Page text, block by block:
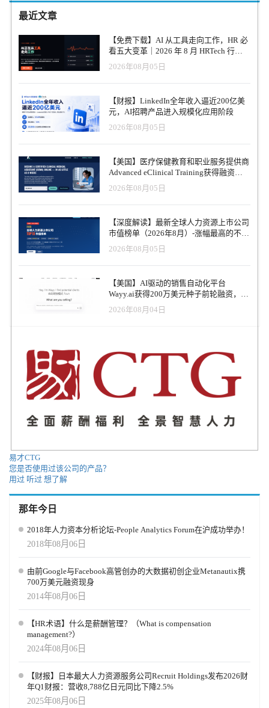
最近文章
【免费下载】AI 从工具走向工作，HR 必
看五大变革｜2026 年 8 月 HRTech 行业
观察报告
2026年08月05日
【财报】LinkedIn全年收入逼近200亿美
元，AI招聘产品进入规模化应用阶段
2026年08月05日
【美国】医疗保健教育和职业服务提供商
Advanced eClinical Training获得融资，
以加速医疗卫生人才队伍建设
2026年08月05日
【深度解读】最新全球人力资源上市公司
市值榜单（2026年8月）-涨幅最高的不是
AI软件，而是传统人力服务商
2026年08月05日
【美国】AI驱动的销售自动化平台
Wayy.ai获得200万美元种子前轮融资，并
推出可代为销售的AI联合创始人
2026年08月04日
易才CTG
您是否使用过该公司的产品？
用过 听过 想了解
那年今日
2018年人力资本分析论坛-People Analytics Forum在沪成功举办！
2018年08月06日
由前Google与Facebook高管创办的大数据初创企业Metanautix携
700万美元融资现身
2014年08月06日
【HR术语】什么是薪酬管理？（What is compensation
management?）
2024年08月06日
【财报】日本最大人力资源服务公司Recruit Holdings发布2026财
年Q1财报：营收8,788亿日元同比下降2.5%
2025年08月06日